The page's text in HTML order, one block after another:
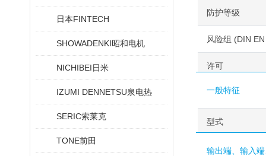
日本FINTECH
SHOWADENKI昭和电机
NICHIBEI日米
IZUMI DENNETSU泉电热
SERIC索莱克
TONE前田
防护等级
风险组 (DIN
许可
一般特征
型式
输出端、输入